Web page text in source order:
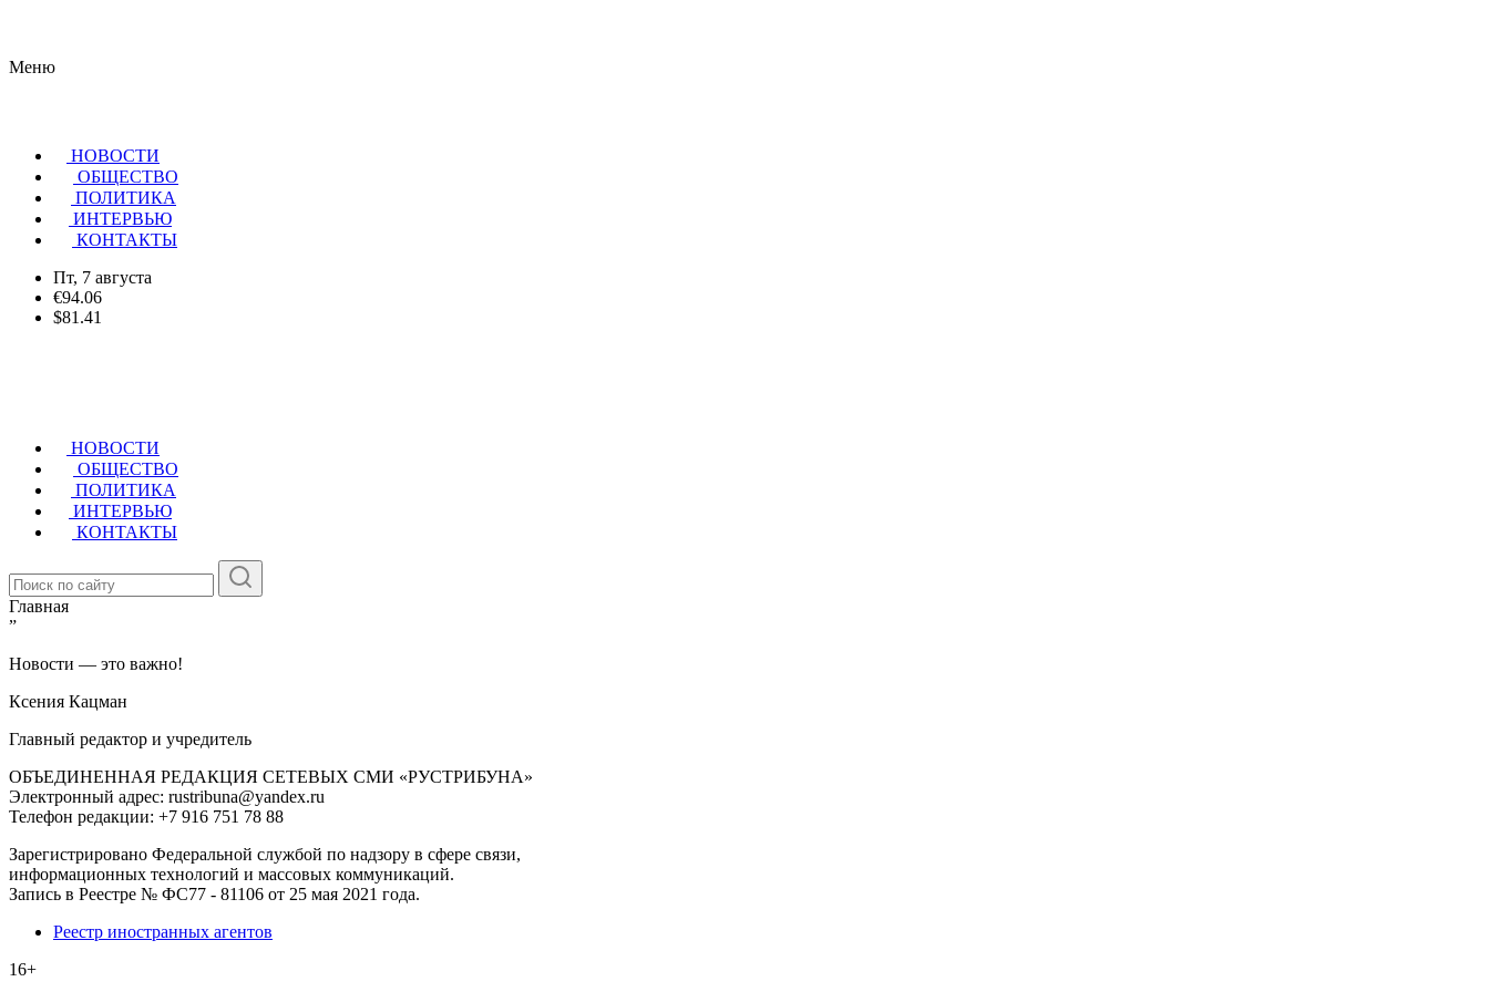
Меню
НОВОСТИ
ОБЩЕСТВО
ПОЛИТИКА
ИНТЕРВЬЮ
КОНТАКТЫ
Пт, 7 августа
€94.06
$81.41
НОВОСТИ
ОБЩЕСТВО
ПОЛИТИКА
ИНТЕРВЬЮ
КОНТАКТЫ
Главная
”
Новости — это важно!
Ксения Кацман
Главный редактор и учредитель
ОБЪЕДИНЕННАЯ РЕДАКЦИЯ СЕТЕВЫХ СМИ «РУСТРИБУНА»
Электронный адрес: rustribuna@yandex.ru
Телефон редакции: +7 916 751 78 88
Зарегистрировано Федеральной службой по надзору в сфере связи,
информационных технологий и массовых коммуникаций.
Запись в Реестре № ФС77 - 81106 от 25 мая 2021 года.
Реестр иностранных агентов
16+